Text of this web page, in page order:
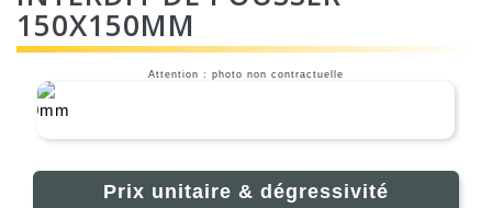
150X150MM
Attention : photo non contractuelle
Prix unitaire & dégressivité